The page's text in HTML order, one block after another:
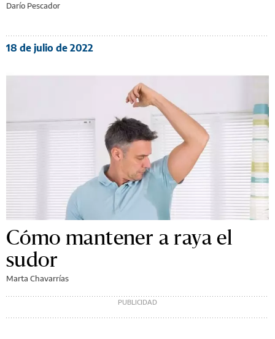
Darío Pescador
18 de julio de 2022
Cómo mantener a raya el
sudor
Marta Chavarrías